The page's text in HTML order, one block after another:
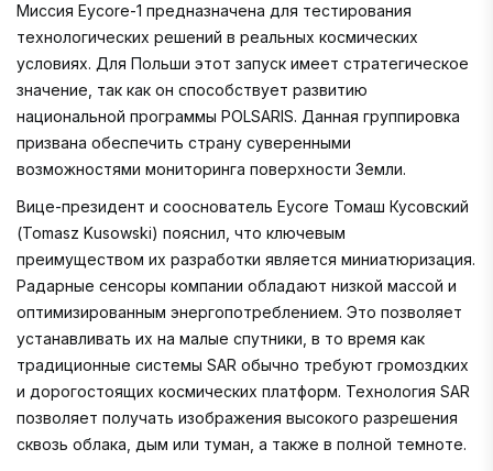
Миссия Eycore-1 предназначена для тестирования
технологических решений в реальных космических
условиях. Для Польши этот запуск имеет стратегическое
значение, так как он способствует развитию
национальной программы POLSARIS. Данная группировка
призвана обеспечить страну суверенными
возможностями мониторинга поверхности Земли.
Вице-президент и сооснователь Eycore Томаш Кусовский
(Tomasz Kusowski) пояснил, что ключевым
преимуществом их разработки является миниатюризация.
Радарные сенсоры компании обладают низкой массой и
оптимизированным энергопотреблением. Это позволяет
устанавливать их на малые спутники, в то время как
традиционные системы SAR обычно требуют громоздких
и дорогостоящих космических платформ. Технология SAR
позволяет получать изображения высокого разрешения
сквозь облака, дым или туман, а также в полной темноте.